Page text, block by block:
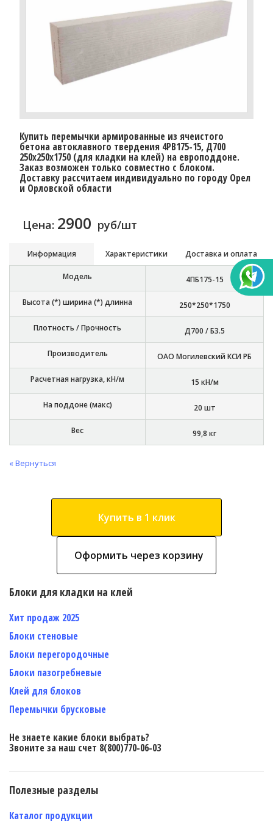
Купить перемычки армированные из ячеистого
бетона автоклавного твердения 4PB175-15, Д700
250х250х1750 (для кладки на клей) на европоддоне.
Заказ возможен только совместно с блоком.
Доставку расcчитаем индивидуально по городу Орел
и Орловской области
Цена: 2900 руб/шт
Информация Характеристики Доставка и оплата
Модель 4ПБ175-15
Высота (*) ширина (*) длинна 250*250*1750
Плотность / Прочность Д700 / Б3.5
Производитель ОАО Могилевский КСИ РБ
Расчетная нагрузка, кН/м 15 кН/м
На поддоне (макс) 20 шт
Вес 99,8 кг
« Вернуться
Купить в 1 клик
Оформить через корзину
Блоки для кладки на клей
Хит продаж 2025
Блоки стеновые
Блоки перегородочные
Блоки пазогребневые
Клей для блоков
Перемычки брусковые
Не знаете какие блоки выбрать?
Звоните за наш счет 8(800)770-06-03
Полезные разделы
Каталог продукции